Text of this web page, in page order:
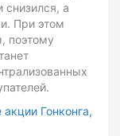
снизился, а
При этом
поэтому
Гонконга,